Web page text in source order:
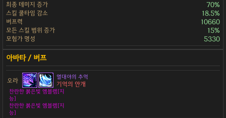
최종 데미지 증가
70%
스킬 쿨타임 감소 18.5%
버프력 10660
모든 스킬 범위 증가 15%
모험가 명성 5330
오라 열대야의 추억
기억의 안개
찬란한 붉은빛 엠블렘[지
능]
찬란한 붉은빛 엠블렘[지
능]